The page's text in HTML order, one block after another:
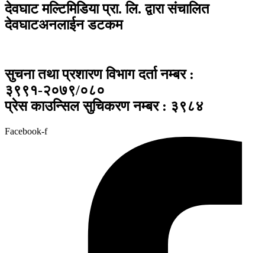
देवघाट मल्टिमिडिया प्रा. लि. द्वारा संचालित
देवघाटअनलाईन डटकम
सुचना तथा प्रशारण विभाग दर्ता नम्बर :
३९९१-२०७९/०८०
प्रेस काउन्सिल सुचिकरण नम्बर : ३९८४
Facebook-f